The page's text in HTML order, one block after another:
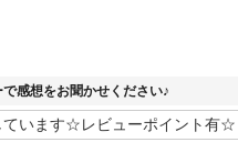
感想をお聞かせください♪